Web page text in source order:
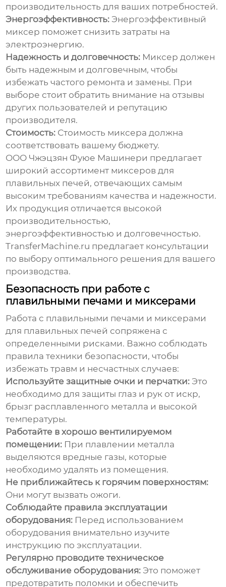
производительность для ваших потребностей.
Энергоэффективность: Энергоэффективный
миксер поможет снизить затраты на
электроэнергию.
Надежность и долговечность: Миксер должен
быть надежным и долговечным, чтобы
избежать частого ремонта и замены. При
выборе стоит обратить внимание на отзывы
других пользователей и репутацию
производителя.
Стоимость: Стоимость миксера должна
соответствовать вашему бюджету.
ООО Чжэцзян Фуюе Машинери предлагает
широкий ассортимент миксеров для
плавильных печей, отвечающих самым
высоким требованиям качества и надежности.
Их продукция отличается высокой
производительностью,
энергоэффективностью и долговечностью.
TransferMachine.ru предлагает консультации
по выбору оптимального решения для вашего
производства.
Безопасность при работе с
плавильными печами и миксерами
Работа с плавильными печами и миксерами
для плавильных печей сопряжена с
определенными рисками. Важно соблюдать
правила техники безопасности, чтобы
избежать травм и несчастных случаев:
Используйте защитные очки и перчатки: Это
необходимо для защиты глаз и рук от искр,
брызг расплавленного металла и высокой
температуры.
Работайте в хорошо вентилируемом
помещении: При плавлении металла
выделяются вредные газы, которые
необходимо удалять из помещения.
Не приближайтесь к горячим поверхностям:
Они могут вызвать ожоги.
Соблюдайте правила эксплуатации
оборудования: Перед использованием
оборудования внимательно изучите
инструкцию по эксплуатации.
Регулярно проводите техническое
обслуживание оборудования: Это поможет
предотвратить поломки и обеспечить